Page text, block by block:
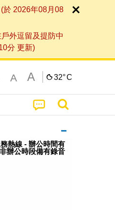
於 2026年08月08
外逗留及提防中
分 更新)
A A 32°C
務熱線 - 辦公時間有
辦公時段備有錄音